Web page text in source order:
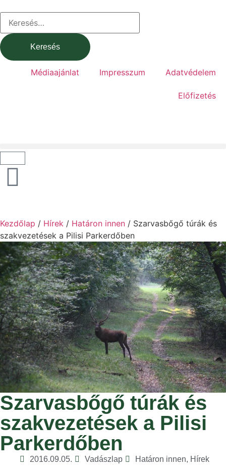
Médiaajánlat Impresszum Adatvédelem
Előfizetés
Kezdőlap / Hírek / Határon innen / Szarvasbőgő túrák és
szakvezetések a Pilisi Parkerdőben
Szarvasbőgő túrák és
szakvezetések a Pilisi
Parkerdőben
2016.09.05. Vadászlap Határon innen, Hírek